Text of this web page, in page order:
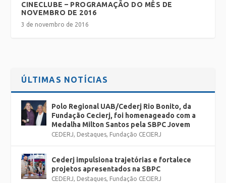
CINECLUBE – PROGRAMAÇÃO DO MÊS DE
NOVEMBRO DE 2016
3 de novembro de 2016
ÚLTIMAS NOTÍCIAS
Polo Regional UAB/Cederj Rio Bonito, da
Fundação Cecierj, foi homenageado com a
Medalha Milton Santos pela SBPC Jovem
CEDERJ, Destaques, Fundação CECIERJ
Cederj impulsiona trajetórias e fortalece
projetos apresentados na SBPC
CEDERJ, Destaques, Fundação CECIERJ